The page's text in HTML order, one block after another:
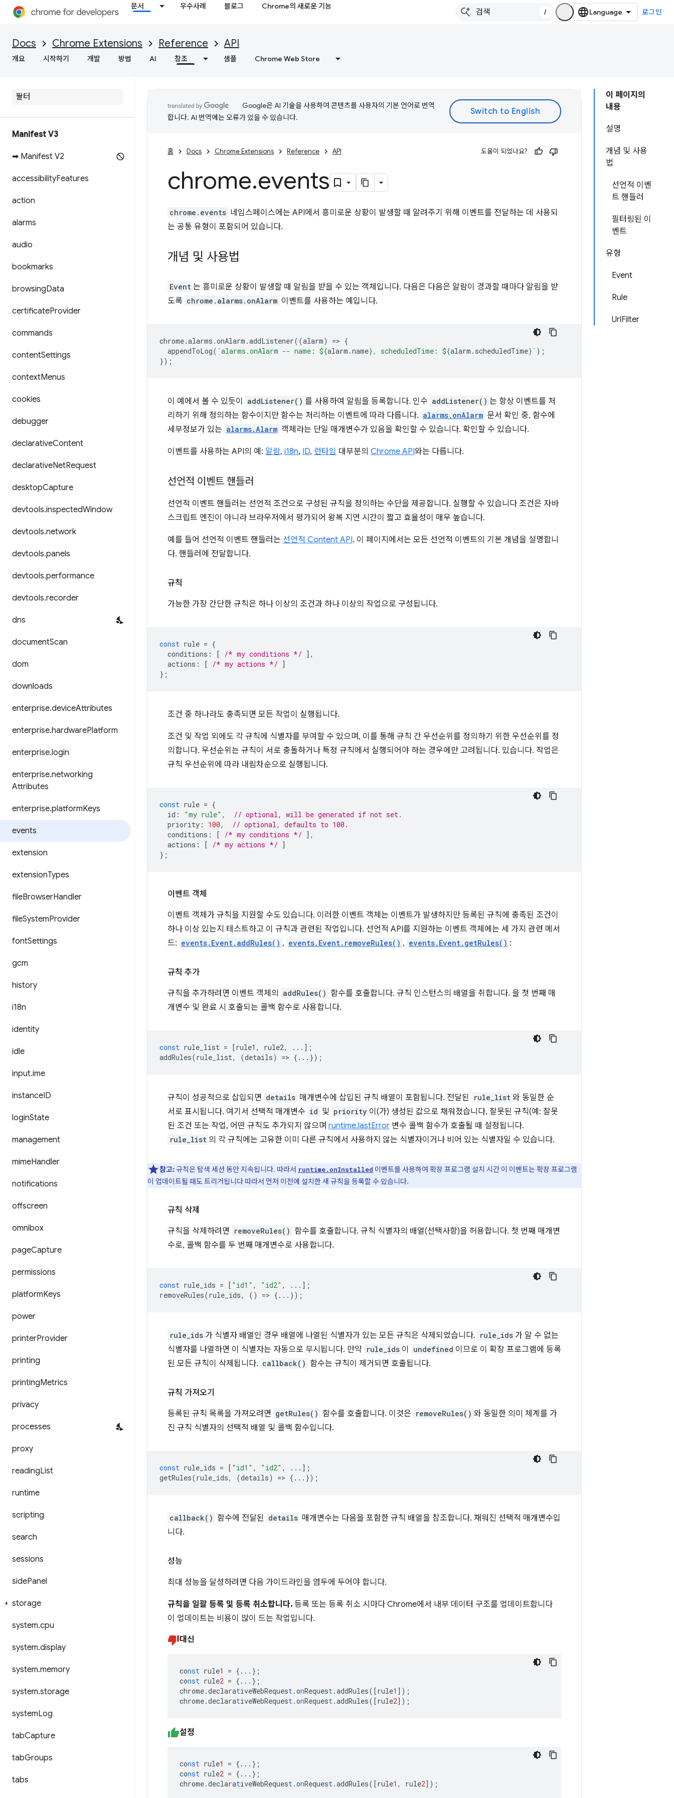
문서 우수사례 블로그 Chrome의 새로운 기능
/ 로그인
Docs Chrome Extensions Reference API
개요 시작하기 개발 방법 AI 참조 샘플 Chrome Web Store
Manifest V3
➡ Manifest V2
accessibilityFeatures
action
alarms
audio
bookmarks
browsingData
certificateProvider
commands
contentSettings
contextMenus
cookies
debugger
declarativeContent
declarativeNetRequest
desktopCapture
devtools.inspectedWindow
devtools.network
devtools.panels
devtools.performance
devtools.recorder
dns
documentScan
dom
downloads
enterprise.deviceAttributes
enterprise.hardwarePlatform
enterprise.login
enterprise.networking
Attributes
enterprise.platformKeys
events
extension
extensionTypes
fileBrowserHandler
fileSystemProvider
fontSettings
gcm
history
i18n
identity
idle
input.ime
instanceID
loginState
management
mimeHandler
notifications
offscreen
omnibox
pageCapture
permissions
platformKeys
power
printerProvider
printing
printingMetrics
privacy
processes
proxy
readingList
runtime
scripting
search
sessions
sidePanel
storage
system.cpu
system.display
system.memory
system.storage
systemLog
tabCapture
tabGroups
tabs
이 페이지의
내용
설명
개념 및 사용
법
선언적 이벤
트 핸들러
필터링된 이
벤트
유형
Event
Rule
UrlFilter
Google은 AI 기술을 사용하여 콘텐츠를 사용자의 기본 언어로 번역
합니다. AI 번역에는 오류가 있을 수 있습니다.
홈 Docs Chrome Extensions Reference API 도움이 되었나요?
chrome.events
chrome.events 네임스페이스에는 API에서 흥미로운 상황이 발생할 때 알려주기 위해 이벤트를 전달하는 데 사용되
는 공통 유형이 포함되어 있습니다.
개념 및 사용법
Event 는 흥미로운 상황이 발생할 때 알림을 받을 수 있는 객체입니다. 다음은 다음은 알람이 경과할 때마다 알림을 받
도록 chrome.alarms.onAlarm 이벤트를 사용하는 예입니다.
chrome.alarms .onAlarm .addListener((alarm) => {
appendToLog( `alarms.onAlarm -- name: ${alarm .name}, scheduledTime: ${alarm . scheduledTime} ` );
});
이 예에서 볼 수 있듯이 addListener() 를 사용하여 알림을 등록합니다. 인수 addListener() 는 항상 이벤트를 처
리하기 위해 정의하는 함수이지만 함수는 처리하는 이벤트에 따라 다릅니다. alarms.onAlarm 문서 확인 중, 함수에
세부정보가 있는 alarms.Alarm 객체라는 단일 매개변수가 있음을 확인할 수 있습니다. 확인할 수 있습니다.
이벤트를 사용하는 API의 예: 알람, i18n, ID, 런타임 대부분의 Chrome API와는 다릅니다.
선언적 이벤트 핸들러
선언적 이벤트 핸들러는 선언적 조건으로 구성된 규칙을 정의하는 수단을 제공합니다. 실행할 수 있습니다 조건은 자바
스크립트 엔진이 아니라 브라우저에서 평가되어 왕복 지연 시간이 짧고 효율성이 매우 높습니다.
예를 들어 선언적 이벤트 핸들러는 선언적 Content API. 이 페이지에서는 모든 선언적 이벤트의 기본 개념을 설명합니
다. 핸들러에 전달합니다.
규칙
가능한 가장 간단한 규칙은 하나 이상의 조건과 하나 이상의 작업으로 구성됩니다.
const rule = {
conditions : [ /* my conditions */ ],
actions : [ /* my actions */ ]
};
조건 중 하나라도 충족되면 모든 작업이 실행됩니다.
조건 및 작업 외에도 각 규칙에 식별자를 부여할 수 있으며, 이를 통해 규칙 간 우선순위를 정의하기 위한 우선순위를 정
의합니다. 우선순위는 규칙이 서로 충돌하거나 특정 규칙에서 실행되어야 하는 경우에만 고려됩니다. 있습니다. 작업은
규칙 우선순위에 따라 내림차순으로 실행됩니다.
const rule = {
id : "my rule" ,
// optional, will be generated if not set.
priority : 100,
// optional, defaults to 100.
conditions : [ /* my conditions */ ],
actions : [ /* my actions */ ]
};
이벤트 객체
이벤트 객체가 규칙을 지원할 수도 있습니다. 이러한 이벤트 객체는 이벤트가 발생하지만 등록된 규칙에 충족된 조건이
하나 이상 있는지 테스트하고 이 규칙과 관련된 작업입니다. 선언적 API를 지원하는 이벤트 객체에는 세 가지 관련 메서
드: events.Event.addRules() , events.Event.removeRules() , events.Event.getRules() :
규칙 추가
규칙을 추가하려면 이벤트 객체의 addRules() 함수를 호출합니다. 규칙 인스턴스의 배열을 취합니다. 을 첫 번째 매
개변수 및 완료 시 호출되는 콜백 함수로 사용합니다.
const rule_list = [rule1 , rule2,
...];
addRules(rule_list, (details) => {...});
규칙이 성공적으로 삽입되면 details 매개변수에 삽입된 규칙 배열이 포함됩니다. 전달된 rule_list 와 동일한 순
서로 표시됩니다. 여기서 선택적 매개변수 id 및 priority 이(가) 생성된 값으로 채워졌습니다. 잘못된 규칙(예: 잘못
된 조건 또는 작업, 어떤 규칙도 추가되지 않으며 runtime.lastError 변수 콜백 함수가 호출될 때 설정됩니다.
rule_list 의 각 규칙에는 고유한 이미 다른 규칙에서 사용하지 않는 식별자이거나 비어 있는 식별자일 수 있습니다.
참고: 규칙은 탐색 세션 동안 지속됩니다. 따라서 runtime.onInstalled 이벤트를 사용하여 확장 프로그램 설치 시간 이 이벤트는 확장 프로그램
이 업데이트될 때도 트리거됩니다 따라서 먼저 이전에 설치한 새 규칙을 등록할 수 있습니다.
규칙 삭제
규칙을 삭제하려면 removeRules() 함수를 호출합니다. 규칙 식별자의 배열(선택사항)을 허용합니다. 첫 번째 매개변
수로, 콜백 함수를 두 번째 매개변수로 사용합니다.
const rule_ids = [ "id1" , "id2" ,
...];
removeRules(rule_ids, () => {...});
rule_ids 가 식별자 배열인 경우 배열에 나열된 식별자가 있는 모든 규칙은 삭제되었습니다. rule_ids 가 알 수 없는
식별자를 나열하면 이 식별자는 자동으로 무시됩니다. 만약 rule_ids 이 undefined 이므로 이 확장 프로그램에 등록
된 모든 규칙이 삭제됩니다. callback() 함수는 규칙이 제거되면 호출됩니다.
규칙 가져오기
등록된 규칙 목록을 가져오려면 getRules() 함수를 호출합니다. 이것은 removeRules() 와 동일한 의미 체계를 가
진 규칙 식별자의 선택적 배열 및 콜백 함수입니다.
const rule_ids = [ "id1" , "id2" ,
...];
getRules(rule_ids, (details) => {...});
callback() 함수에 전달된 details 매개변수는 다음을 포함한 규칙 배열을 참조합니다. 채워진 선택적 매개변수입
니다.
성능
최대 성능을 달성하려면 다음 가이드라인을 염두에 두어야 합니다.
규칙을 일괄 등록 및 등록 취소합니다. 등록 또는 등록 취소 시마다 Chrome에서 내부 데이터 구조를 업데이트합니다
이 업데이트는 비용이 많이 드는 작업입니다.
대신
const rule1 = { ... } ;
const rule2 = { ... } ;
chrome.declarativeWebRequest.onRequest.addRules( [rule1 ] );
chrome.declarativeWebRequest.onRequest.addRules( [rule2] );
설정
const rule1 = { ... } ;
const rule2 = { ... } ;
chrome.declarativeWebRequest.onRequest.addRules( [rule1 , rule2] );